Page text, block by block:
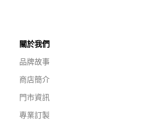
關於我們
品牌故事
商店簡介
門市資訊
專業訂製